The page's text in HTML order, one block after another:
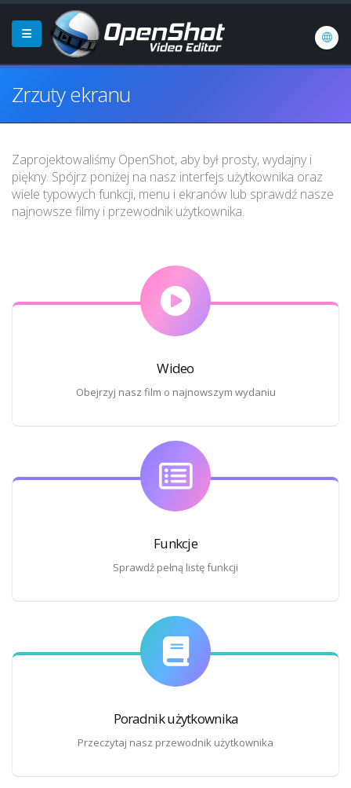
Zrzuty ekranu
Zaprojektowaliśmy OpenShot, aby był prosty, wydajny i
piękny. Spójrz poniżej na nasz interfejs użytkownika oraz
wiele typowych funkcji, menu i ekranów lub sprawdź nasze
najnowsze filmy i przewodnik użytkownika.
Wideo
Obejrzyj nasz film o najnowszym wydaniu
Funkcje
Sprawdź pełną listę funkcji
Poradnik użytkownika
Przeczytaj nasz przewodnik użytkownika